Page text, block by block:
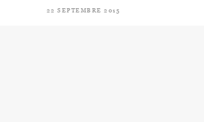
22 SEPTEMBRE 2015